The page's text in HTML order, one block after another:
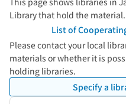
Library that hold the material.
List of
Please contact your local
materials or whether it is
holding libraries.
Specify a